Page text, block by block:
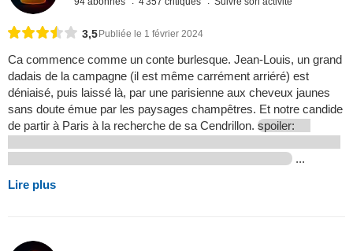
3,5 Publiée le 1 février 2024
Ca commence comme un conte burlesque. Jean-Louis, un grand
dadais de la campagne (il est même carrément arriéré) est
déniaisé, puis laissé là, par une parisienne aux cheveux jaunes
sans doute émue par les paysages champêtres. Et notre candide
de partir à Paris à la recherche de sa Cendrillon. spoiler:
...
Lire plus